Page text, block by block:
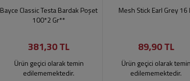
Bayce Classic Testa Bardak Poşet
100*2 Gr**
381,30 TL
Ürün geçici olarak temin
edilememektedir.
Mesh Stick Earl Grey 16
89,90 TL
Ürün geçici olarak temin
edilememektedir.